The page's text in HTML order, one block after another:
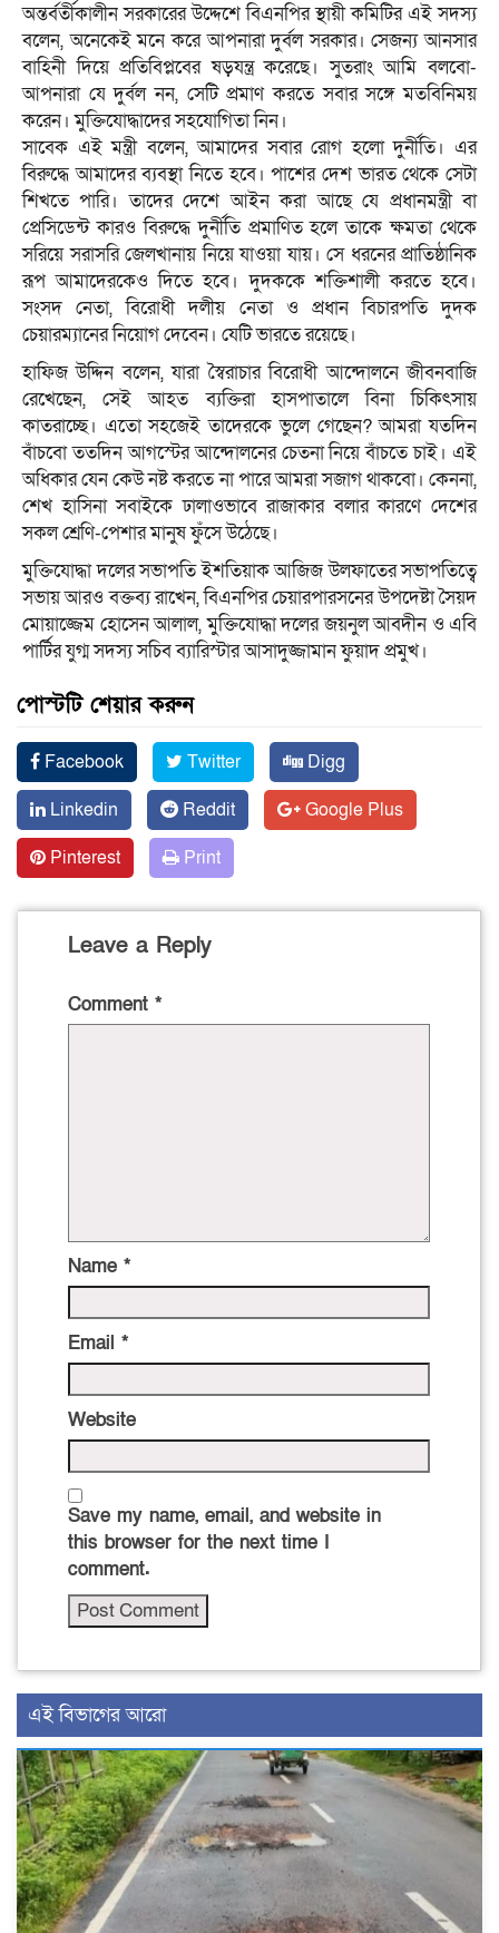
অন্তর্বর্তীকালীন সরকারের উদ্দেশে বিএনপির স্থায়ী কমিটির এই সদস্য
বলেন, অনেকেই মনে করে আপনারা দুর্বল সরকার। সেজন্য আনসার
বাহিনী দিয়ে প্রতিবিপ্লবের ষড়যন্ত্র করেছে। সুতরাং আমি বলবো-
আপনারা যে দুর্বল নন, সেটি প্রমাণ করতে সবার সঙ্গে মতবিনিময়
করেন। মুক্তিযোদ্ধাদের সহযোগিতা নিন।
সাবেক এই মন্ত্রী বলেন, আমাদের সবার রোগ হলো দুর্নীতি। এর
বিরুদ্ধে আমাদের ব্যবস্থা নিতে হবে। পাশের দেশ ভারত থেকে সেটা
শিখতে পারি। তাদের দেশে আইন করা আছে যে প্রধানমন্ত্রী বা
প্রেসিডেন্ট কারও বিরুদ্ধে দুর্নীতি প্রমাণিত হলে তাকে ক্ষমতা থেকে
সরিয়ে সরাসরি জেলখানায় নিয়ে যাওয়া যায়। সে ধরনের প্রাতিষ্ঠানিক
রূপ আমাদেরকেও দিতে হবে। দুদককে শক্তিশালী করতে হবে।
সংসদ নেতা, বিরোধী দলীয় নেতা ও প্রধান বিচারপতি দুদক
চেয়ারম্যানের নিয়োগ দেবেন। যেটি ভারতে রয়েছে।
হাফিজ উদ্দিন বলেন, যারা স্বৈরাচার বিরোধী আন্দোলনে জীবনবাজি
রেখেছেন, সেই আহত ব্যক্তিরা হাসপাতালে বিনা চিকিৎসায়
কাতরাচ্ছে। এতো সহজেই তাদেরকে ভুলে গেছেন? আমরা যতদিন
বাঁচবো ততদিন আগস্টের আন্দোলনের চেতনা নিয়ে বাঁচতে চাই। এই
অধিকার যেন কেউ নষ্ট করতে না পারে আমরা সজাগ থাকবো। কেননা,
শেখ হাসিনা সবাইকে ঢালাওভাবে রাজাকার বলার কারণে দেশের
সকল শ্রেণি-পেশার মানুষ ফুঁসে উঠেছে।
মুক্তিযোদ্ধা দলের সভাপতি ইশতিয়াক আজিজ উলফাতের সভাপতিত্বে
সভায় আরও বক্তব্য রাখেন, বিএনপির চেয়ারপারসনের উপদেষ্টা সৈয়দ
মোয়াজ্জেম হোসেন আলাল, মুক্তিযোদ্ধা দলের জয়নুল আবদীন ও এবি
পার্টির যুগ্ম সদস্য সচিব ব্যারিস্টার আসাদুজ্জামান ফুয়াদ প্রমুখ।
পোস্টটি শেয়ার করুন
Facebook Twitter
Digg
Linkedin
Reddit
Google Plus
Pinterest
Print
Leave a Reply
Comment *
Name *
Email *
Website
Save my name, email, and website in
this browser for the next time I
comment.
এই বিভাগের আরো